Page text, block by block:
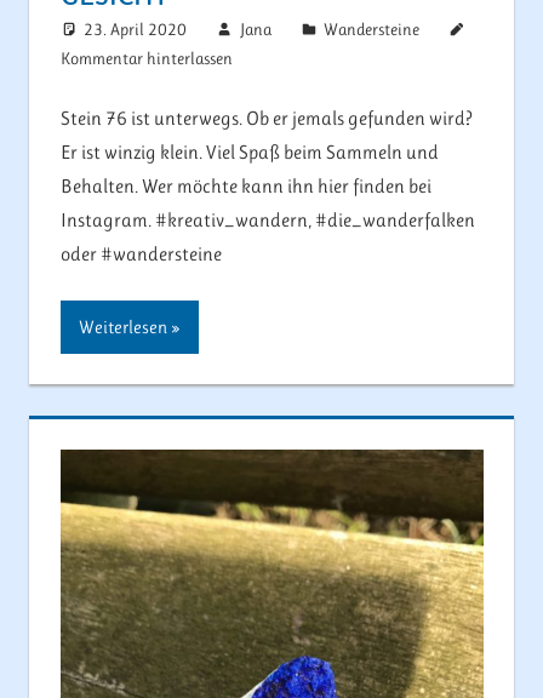
23. April 2020 Jana
Wandersteine
Kommentar hinterlassen
Stein 76 ist unterwegs. Ob er jemals gefunden wird?
Er ist winzig klein. Viel Spaß beim Sammeln und
Behalten. Wer möchte kann ihn hier finden bei
Instagram. #kreativ_wandern, #die_wanderfalken
oder #wandersteine
Weiterlesen